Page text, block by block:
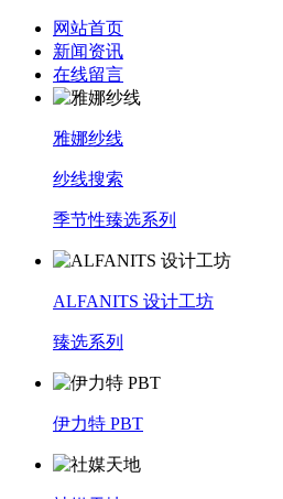
网站首页
新闻资讯
在线留言
雅娜纱线
纱线搜索
季节性臻选系列
ALFANITS 设计工坊
臻选系列
伊力特 PBT